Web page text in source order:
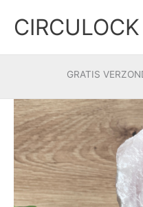
naar
inhoud
CIRCULOCK
GRATIS
Rozenkwarts
ruw
op
standaard
#3
aantal